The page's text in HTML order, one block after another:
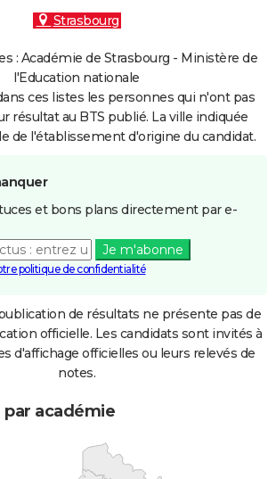
Strasbourg
: Académie de Strasbourg - Ministère de
l'Education nationale
ces listes les personnes qui n'ont pas
résultat au BTS publié. La ville indiquée
de l'établissement d'origine du candidat.
et bons plans directement par e-
Je m'abonne
politique de confidentialité
de résultats ne présente pas de
officielle. Les candidats sont invités à
d'affichage officielles ou leurs relevés de
notes.
par académie